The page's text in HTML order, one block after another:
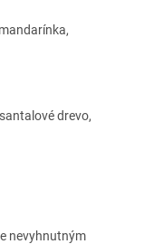
drevo,
nevyhnutným